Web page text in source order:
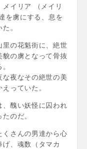
メイリア （メイリ
を虜にする、息を
。
里の花魁街に、絶世
の虜となって骨抜
夜なその絶世の美
っていた。
、醜い妖怪に囚われ
のだ。
くさんの男達から心
、魂数（タマカ